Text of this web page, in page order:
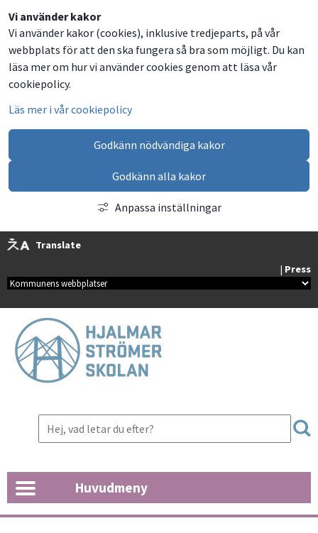
Vi använder kakor
Vi använder kakor (cookies), inklusive tredjeparts, på vår
webbplats för att den ska fungera så bra som möjligt. Du kan
läsa mer om hur vi använder cookies genom att läsa vår
cookiepolicy.
Läs mer i vår cookiepolicy
Godkänn nödvändiga kakor
Godkänn alla kakor
Anpassa inställningar
Translate
| Press
Kommunala webbplatser
Huvudmeny
Dela
på
Facebook
Dela
på
Twitter
Dela
på
LinkedIn
Dela
via
email